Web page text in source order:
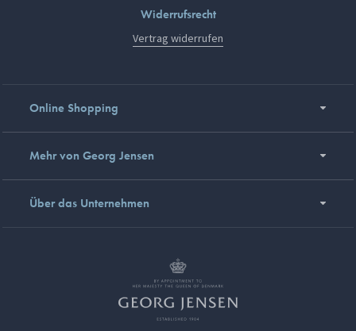
Widerrufsrecht
Vertrag widerrufen
Online Shopping
Mehr von Georg Jensen
Über das Unternehmen